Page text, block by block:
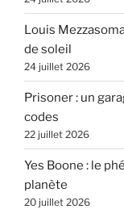
Louis
de soleil
24 juillet 2026
Prisoner : un
codes
22 juillet 2026
Yes Boone : le
planète
20 juillet 2026